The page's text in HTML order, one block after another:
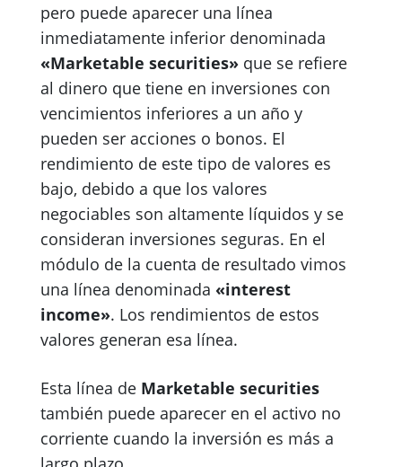
pero puede aparecer una línea
inmediatamente inferior denominada
«Marketable securities» que se refiere
al dinero que tiene en inversiones con
vencimientos inferiores a un año y
pueden ser acciones o bonos. El
rendimiento de este tipo de valores es
bajo, debido a que los valores
negociables son altamente líquidos y se
consideran inversiones seguras. En el
módulo de la cuenta de resultado vimos
una línea denominada «interest
income». Los rendimientos de estos
valores generan esa línea.
Esta línea de Marketable securities
también puede aparecer en el activo no
corriente cuando la inversión es más a